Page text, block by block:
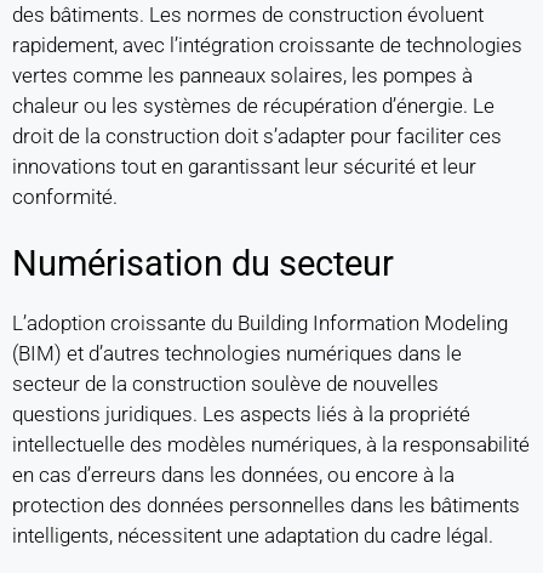
des bâtiments. Les normes de construction évoluent
rapidement, avec l’intégration croissante de technologies
vertes comme les panneaux solaires, les pompes à
chaleur ou les systèmes de récupération d’énergie. Le
droit de la construction doit s’adapter pour faciliter ces
innovations tout en garantissant leur sécurité et leur
conformité.
Numérisation du secteur
L’adoption croissante du Building Information Modeling
(BIM) et d’autres technologies numériques dans le
secteur de la construction soulève de nouvelles
questions juridiques. Les aspects liés à la propriété
intellectuelle des modèles numériques, à la responsabilité
en cas d’erreurs dans les données, ou encore à la
protection des données personnelles dans les bâtiments
intelligents, nécessitent une adaptation du cadre légal.